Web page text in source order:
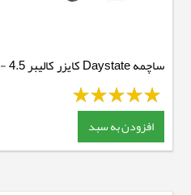
ساچمه Daystate کایزر کالیبر 4.5 -
8.64 گرین
افزودن به سبد